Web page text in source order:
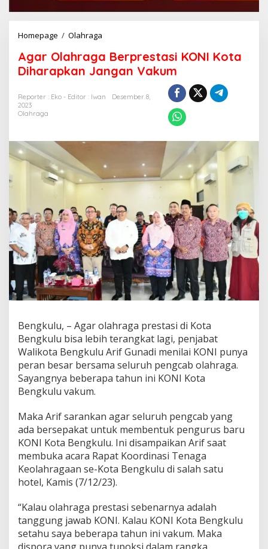
Homepage / Olahraga
Berprestasi
KONI
Kota
Jangan
Agar Olahraga Berprestasi KONI Kota
Diharapkan Jangan Vakum
Reporter : Eko - Editor : Iwan
Desember 8,
2023
Olahraga
Bengkulu, – Agar olahraga prestasi di Kota
Bengkulu bisa lebih terangkat lagi, penjabat
Walikota Bengkulu Arif Gunadi menilai KONI punya
peran besar bersama seluruh pengcab olahraga.
Sayangnya beberapa tahun ini KONI Kota
Bengkulu vakum.
Maka Arif sarankan agar seluruh pengcab yang
ada bersepakat untuk membentuk pengurus baru
KONI Kota Bengkulu. Ini disampaikan Arif saat
membuka acara Rapat Koordinasi Tenaga
Keolahragaan se-Kota Bengkulu di salah satu
hotel, Kamis (7/12/23).
“Kalau olahraga prestasi sebenarnya adalah
tanggung jawab KONI. Kalau KONI Kota Bengkulu
setahu saya beberapa tahun ini vakum. Maka